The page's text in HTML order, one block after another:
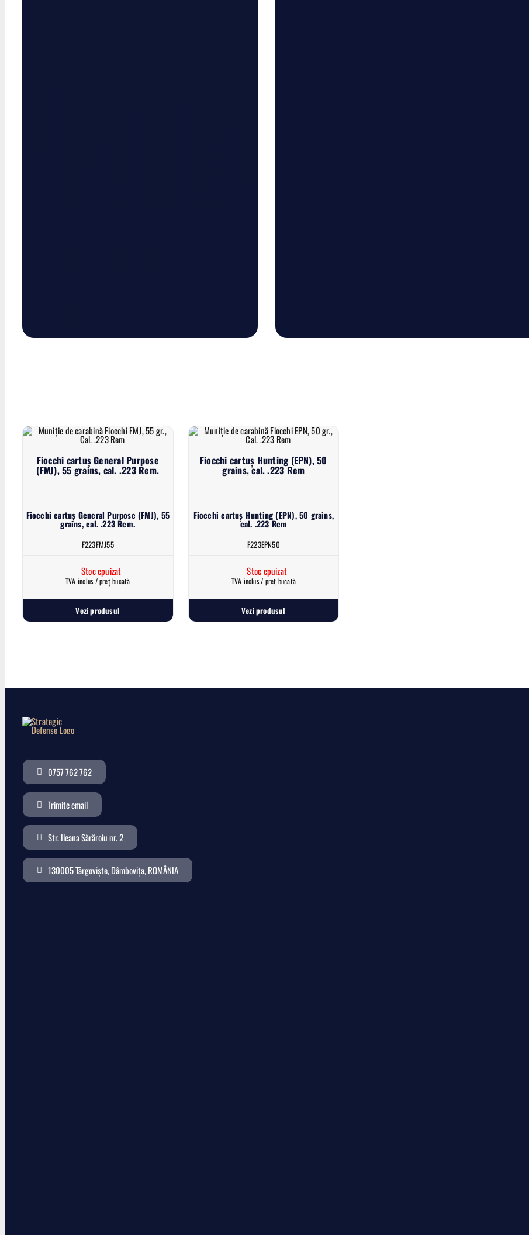
Fiocchi cartuș General Purpose
(FMJ), 55 grains, cal. .223 Rem.
Fiocchi cartuș General Purpose (FMJ), 55
grains, cal. .223 Rem.
F223FMJ55
Stoc epuizat
TVA inclus / preț bucată
Vezi produsul
Fiocchi cartuș Hunting (EPN), 50
grains, cal. .223 Rem
Fiocchi cartuș Hunting (EPN), 50 grains,
cal. .223 Rem
F223EPN50
Stoc epuizat
TVA inclus / preț bucată
Vezi produsul
0757 762 762
Trimite email
Str. Ileana Sărăroiu nr. 2
130005 Târgoviște, Dâmbovița, ROMÂNIA